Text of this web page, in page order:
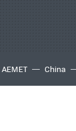
AEMET China